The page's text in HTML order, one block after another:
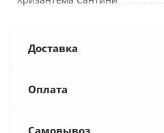
Доставка
Оплата
Самовывоз